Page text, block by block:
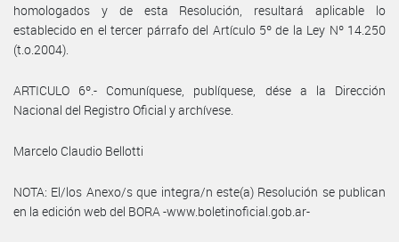
homologados y de esta Resolución, resultará aplicable lo
establecido en el tercer párrafo del Artículo 5º de la Ley Nº 14.250
(t.o.2004).
ARTICULO 6º.- Comuníquese, publíquese, dése a la Dirección
Nacional del Registro Oficial y archívese.
Marcelo Claudio Bellotti
NOTA: El/los Anexo/s que integra/n este(a) Resolución se publican
en la edición web del BORA -www.boletinoficial.gob.ar-